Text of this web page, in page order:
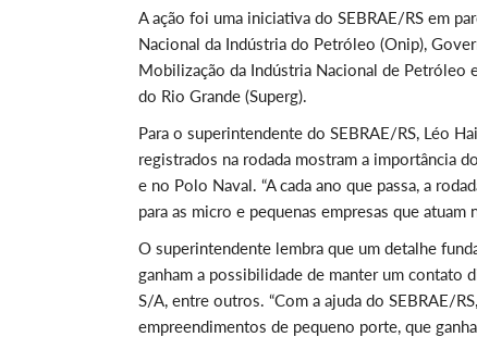
A ação foi uma iniciativa do SEBRAE/RS em
Nacional da Indústria do Petróleo (Onip),
Mobilização da Indústria Nacional de Petróleo
do Rio Grande (Superg).
Para o superintendente do SEBRAE/RS, Léo
registrados na rodada mostram a importância
e no Polo Naval. “A cada ano que passa, a
para as micro e pequenas empresas que atuam
O superintendente lembra que um detalhe
ganham a possibilidade de manter um contato
S/A, entre outros. “Com a ajuda do SEBRAE/
empreendimentos de pequeno porte, que